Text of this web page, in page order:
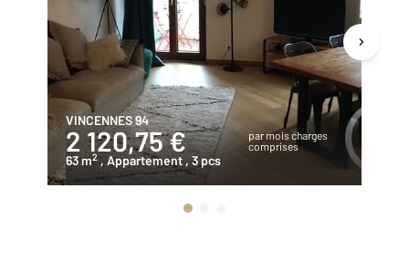
VINCENNES 94
2 120,75 €
par mois charges
comprises
63 m2 , Appartement, 3 pcs